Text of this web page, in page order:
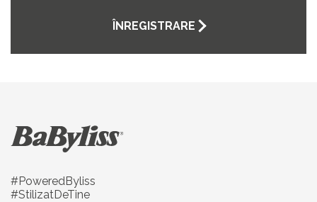
ÎNREGISTRARE
#PoweredByliss
#StilizatDeTine